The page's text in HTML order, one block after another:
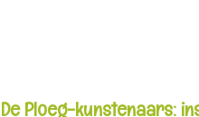
De Ploeg-kunstenaars: